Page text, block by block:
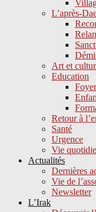
L’après-
Art et
Education
Retour à
Santé
Urgence
Vie
Actualités
Dernières
Vie de
Newsletter
L’Irak